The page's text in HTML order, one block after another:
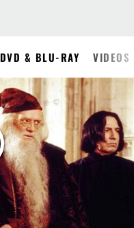
DVD & BLU-RAY VIDEOS